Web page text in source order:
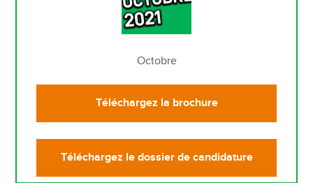
Octobre
Téléchargez la brochure
Téléchargez le dossier de candidature